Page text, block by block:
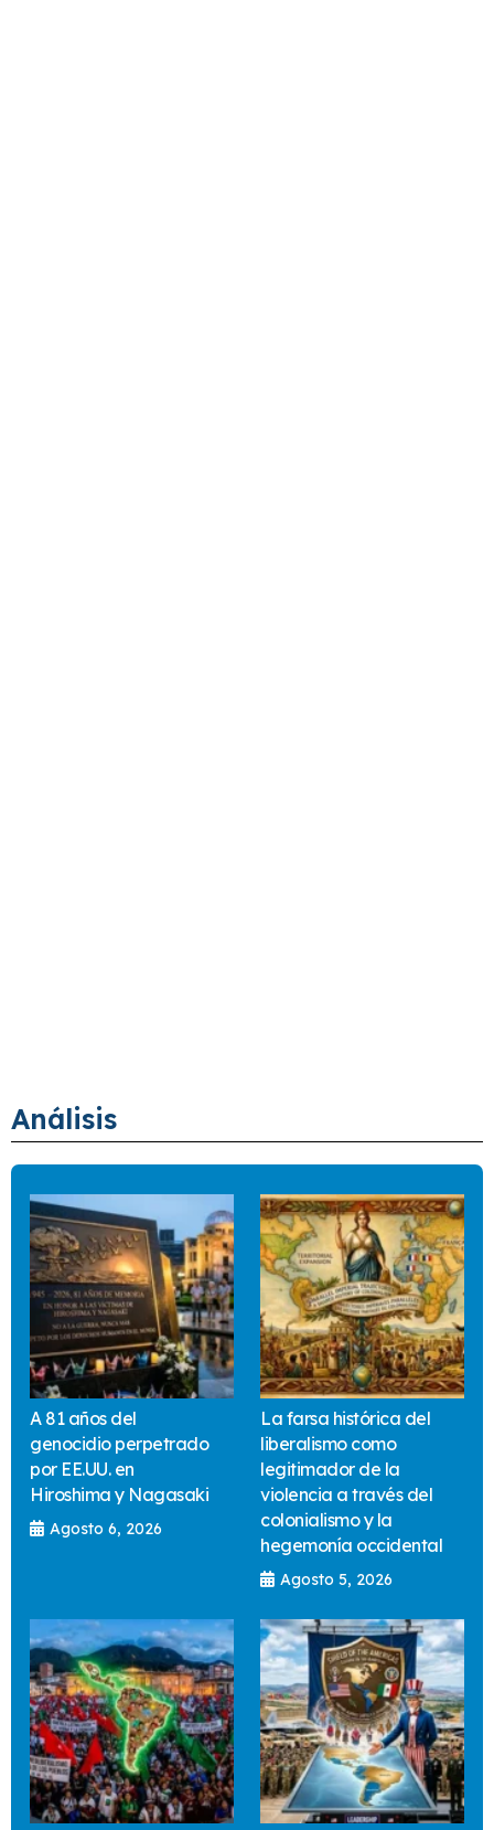
Análisis
A 81 años del
genocidio perpetrado
por EE.UU. en
Hiroshima y Nagasaki
Agosto 6, 2026
La farsa histórica del
liberalismo como
legitimador de la
violencia a través del
colonialismo y la
hegemonía occidental
Agosto 5, 2026